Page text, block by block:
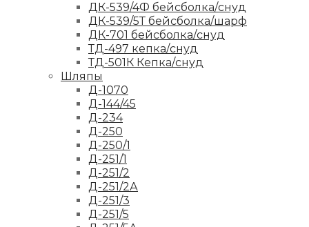
ДК-539/4Ф бейсболка/снуд
ДК-539/5Т бейсболка/шарф
ДК-701 бейсболка/снуд
ТД-497 кепка/снуд
ТД-501К Кепка/снуд
Шляпы
Д-1070
Д-144/45
Д-234
Д-250
Д-250/1
Д-251/1
Д-251/2
Д-251/2А
Д-251/3
Д-251/5